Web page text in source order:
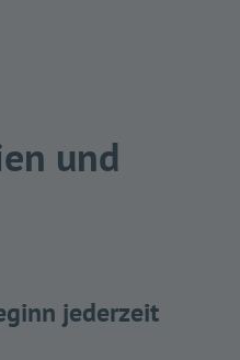
und
jederzeit